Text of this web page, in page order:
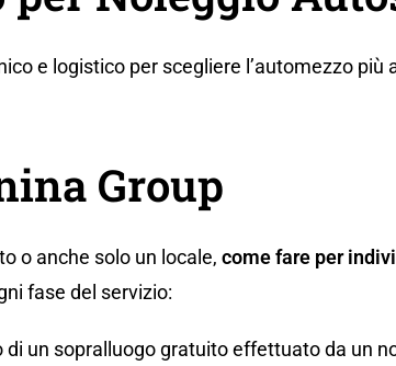
e logistico per scegliere l’automezzo
Group
o anche solo un locale, come fare per
fase del servizio:
un sopralluogo gratuito effettuato da un